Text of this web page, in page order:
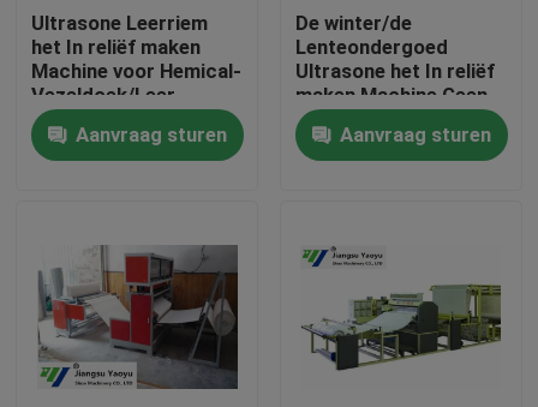
Kwaliteitscontrole
Contacteer ons
Verzoek om een Citaat
Hydraulische Matrijzensnijmachine
De hydraulische Snijmachine van de Persmatrijs
De hydraulische Snijmachine van het
Ultrasone Leerriem
het In reliëf maken
Machine voor Hemical-
Vezeldoek/Leer
Aanvraag sturen
De winter/de
Lenteondergoed
Ultrasone het In reliëf
maken Machine Geen
Naald - Oog
Aanvraag sturen